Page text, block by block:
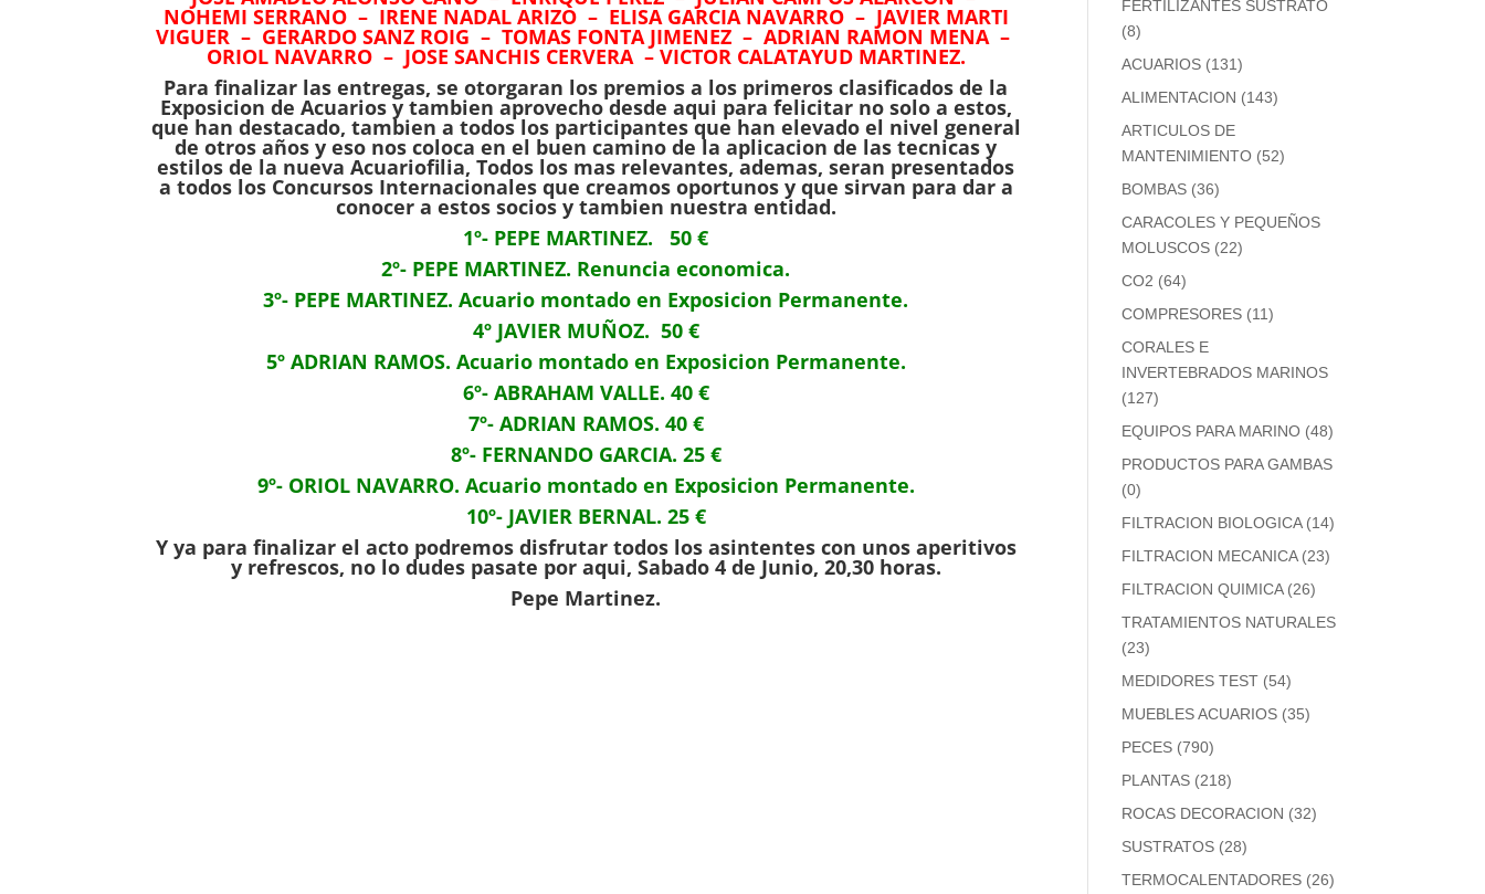
NOHEMI SERRANO – IRENE NADAL ARIZO – ELISA GARCIA NAVARRO – JAVIER MARTI
VIGUER – GERARDO SANZ ROIG – TOMAS FONTA JIMENEZ – ADRIAN RAMON MENA –
ORIOL NAVARRO – JOSE SANCHIS CERVERA – VICTOR CALATAYUD MARTINEZ.
Para finalizar las entregas, se otorgaran los premios a los primeros clasificados de la
Exposicion de Acuarios y tambien aprovecho desde aqui para felicitar no solo a estos,
que han destacado, tambien a todos los participantes que han elevado el nivel general
de otros años y eso nos coloca en el buen camino de la aplicacion de las tecnicas y
estilos de la nueva Acuariofilia, Todos los mas relevantes, ademas, seran presentados
a todos los Concursos Internacionales que creamos oportunos y que sirvan para dar a
conocer a estos socios y tambien nuestra entidad.
1º- PEPE MARTINEZ. 50 €
2º- PEPE MARTINEZ. Renuncia economica.
3º- PEPE MARTINEZ. Acuario montado en Exposicion Permanente.
4º JAVIER MUÑOZ. 50 €
5º ADRIAN RAMOS. Acuario montado en Exposicion Permanente.
6º- ABRAHAM VALLE. 40 €
7º- ADRIAN RAMOS. 40 €
8º- FERNANDO GARCIA. 25 €
9º- ORIOL NAVARRO. Acuario montado en Exposicion Permanente.
10º- JAVIER BERNAL. 25 €
Y ya para finalizar el acto podremos disfrutar todos los asintentes con unos aperitivos
y refrescos, no lo dudes pasate por aqui, Sabado 4 de Junio, 20,30 horas.
Pepe Martinez.
FERTILIZANTES SUSTRATO
(8)
ACUARIOS (131)
ALIMENTACION (143)
ARTICULOS DE
MANTENIMIENTO (52)
BOMBAS (36)
CARACOLES Y PEQUEÑOS
MOLUSCOS (22)
CO2 (64)
COMPRESORES (11)
CORALES E
INVERTEBRADOS MARINOS
(127)
EQUIPOS PARA MARINO (48)
PRODUCTOS PARA GAMBAS
(0)
FILTRACION BIOLOGICA (14)
FILTRACION MECANICA (23)
FILTRACION QUIMICA (26)
TRATAMIENTOS NATURALES
(23)
MEDIDORES TEST (54)
MUEBLES ACUARIOS (35)
PECES (790)
PLANTAS (218)
ROCAS DECORACION (32)
SUSTRATOS (28)
TERMOCALENTADORES (26)